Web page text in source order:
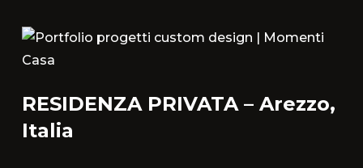
RESIDENZA PRIVATA – Arezzo,
Italia